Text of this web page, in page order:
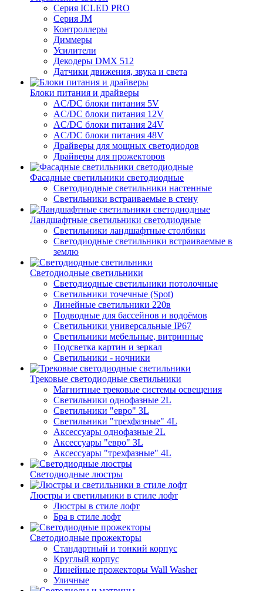
Серия ICLED PRO
Серия JM
Контроллеры
Диммеры
Усилители
Декодеры DMX 512
Датчики движения, звука и света
Блоки питания и драйверы
AC/DC блоки питания 5V
AC/DC блоки питания 12V
AC/DC блоки питания 24V
AC/DC блоки питания 48V
Драйверы для мощных светодиодов
Драйверы для прожекторов
Фасадные светильники светодиодные
Светодиодные светильники настенные
Светильники встраиваемые в стену
Ландшафтные светильники светодиодные
Светильники ландшафтные столбики
Светодиодные светильники встраиваемые в
землю
Светодиодные светильники
Светодиодные светильники потолочные
Светильники точечные (Spot)
Линейные светильники 220в
Подводные для бассейнов и водоёмов
Светильники универсальные IP67
Светильники мебельные, витринные
Подсветка картин и зеркал
Светильники - ночники
Трековые светодиодные светильники
Магнитные трековые системы освещения
Светильники однофазные 2L
Светильники "евро" 3L
Светильники "трехфазные" 4L
Аксессуары однофазные 2L
Аксессуары "евро" 3L
Аксессуары "трехфазные" 4L
Светодиодные люстры
Люстры и светильники в стиле лофт
Люстры в стиле лофт
Бра в стиле лофт
Светодиодные прожекторы
Стандартный и тонкий корпус
Круглый корпус
Линейные прожекторы Wall Washer
Уличные